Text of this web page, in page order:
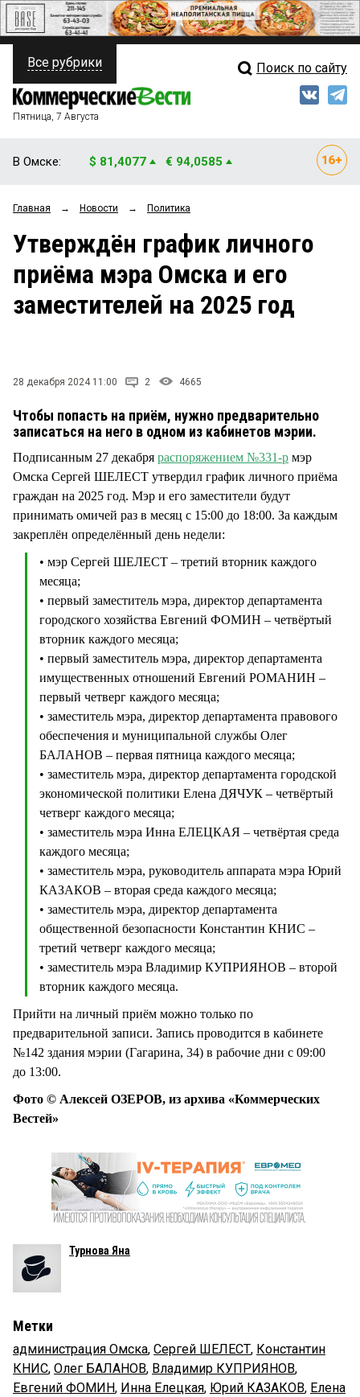
ПОЛИТИКА
ФИНАНСЫ
ОБЩЕСТВО
ЗАКОН
НОВОСТИ КОМПАНИЙ
Свежий выпуск
Рейтинги
Блоги
Архив
Все рубрики Поиск по сайту
Пятница, 7 Августа
В Омске: $ 81,4077 € 94,0585
Главная → Новости → Политика
Утверждён график личного
приёма мэра Омска и его
заместителей на 2025 год
28 декабря 2024 11:00 2 4665
Чтобы попасть на приём, нужно предварительно
записаться на него в одном из кабинетов мэрии.
Подписанным 27 декабря распоряжением №331-р мэр
Омска Сергей ШЕЛЕСТ утвердил график личного приёма
граждан на 2025 год. Мэр и его заместители будут
принимать омичей раз в месяц с 15:00 до 18:00. За каждым
закреплён определённый день недели:
• мэр Сергей ШЕЛЕСТ – третий вторник каждого
месяца;
• первый заместитель мэра, директор департамента
городского хозяйства Евгений ФОМИН – четвёртый
вторник каждого месяца;
• первый заместитель мэра, директор департамента
имущественных отношений Евгений РОМАНИН –
первый четверг каждого месяца;
• заместитель мэра, директор департамента правового
обеспечения и муниципальной службы Олег
БАЛАНОВ – первая пятница каждого месяца;
• заместитель мэра, директор департамента городской
экономической политики Елена ДЯЧУК – четвёртый
четверг каждого месяца;
• заместитель мэра Инна ЕЛЕЦКАЯ – четвёртая среда
каждого месяца;
• заместитель мэра, руководитель аппарата мэра Юрий
КАЗАКОВ – вторая среда каждого месяца;
• заместитель мэра, директор департамента
общественной безопасности Константин КНИС –
третий четверг каждого месяца;
• заместитель мэра Владимир КУПРИЯНОВ – второй
вторник каждого месяца.
Прийти на личный приём можно только по
предварительной записи. Запись проводится в кабинете
№142 здания мэрии (Гагарина, 34) в рабочие дни с 09:00
до 13:00.
Фото © Алексей ОЗЕРОВ, из архива «Коммерческих
Вестей»
Турнова Яна
Метки
администрация Омска, Сергей ШЕЛЕСТ, Константин
КНИС, Олег БАЛАНОВ, Владимир КУПРИЯНОВ,
Евгений ФОМИН, Инна Елецкая, Юрий КАЗАКОВ, Елена